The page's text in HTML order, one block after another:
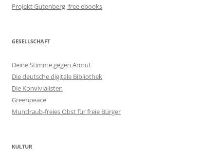
Projekt Gutenberg, free ebooks
GESELLSCHAFT
Deine Stimme gegen Armut
Die deutsche digitale Bibliothek
Die Konvivialisten
Greenpeace
Mundraub-freies Obst für freie Bürger
KULTUR